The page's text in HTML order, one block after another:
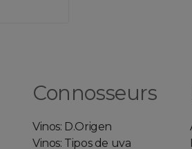
Connosseurs
Vinos: D.Origen
Vinos: Tipos de uva